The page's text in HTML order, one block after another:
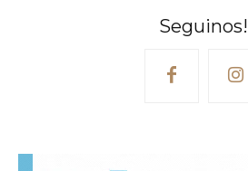
Seguinos!